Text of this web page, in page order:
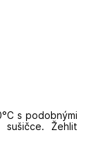
s podobnými
sušičce. Žehlit